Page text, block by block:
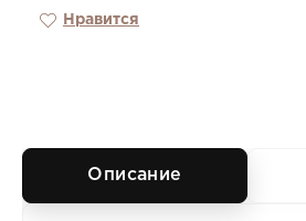
Нравится
Описание